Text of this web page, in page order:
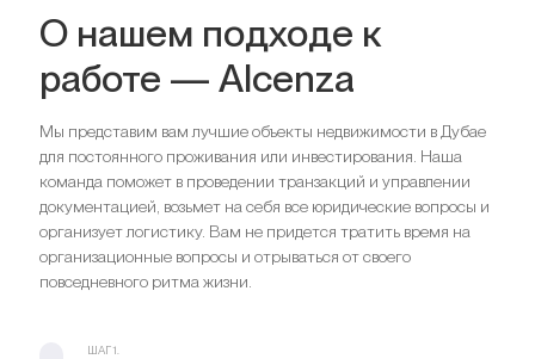
О нашем подходе к
работе — Alcenza
Мы представим вам лучшие объекты недвижимости в Дубае
для постоянного проживания или инвестирования. Наша
команда поможет в проведении транзакций и управлении
документацией, возьмет на себя все юридические вопросы и
организует логистику. Вам не придется тратить время на
организационные вопросы и отрываться от своего
повседневного ритма жизни.
ШАГ 1.